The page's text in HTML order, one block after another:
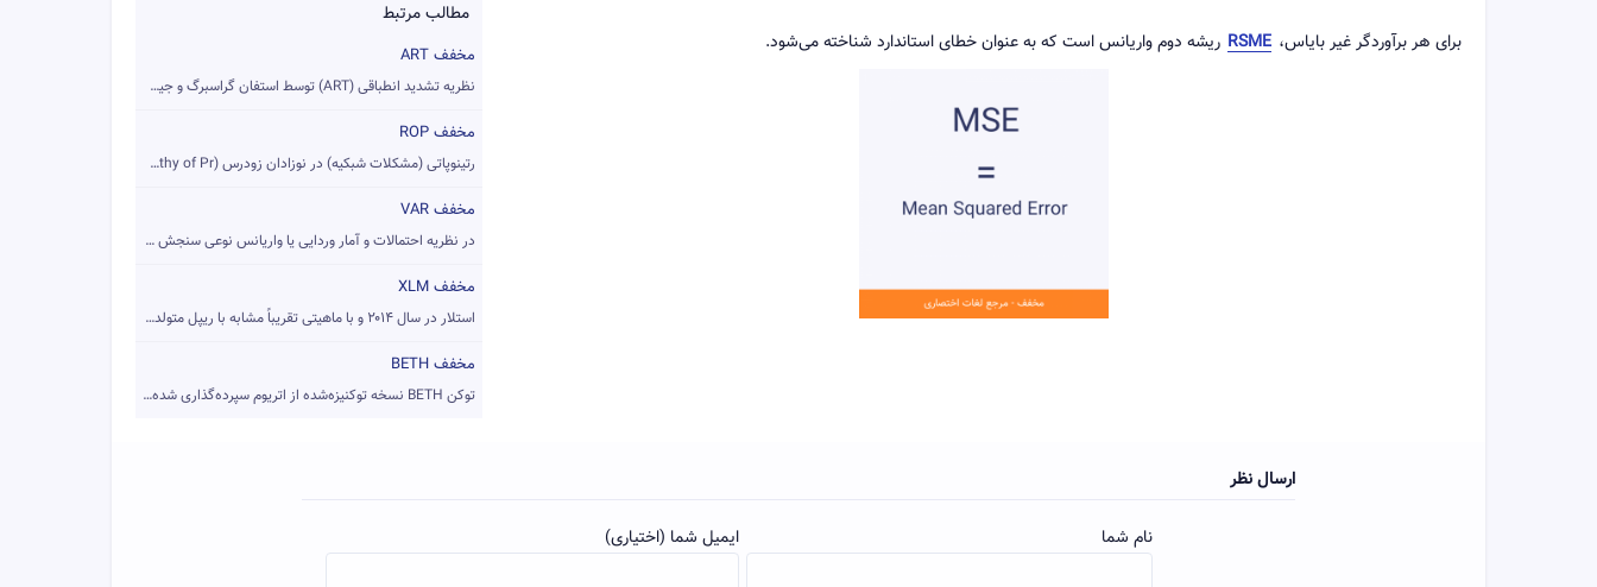
برای هر برآوردگر غیر بایاس، RSME ریشه دوم واریانس است که به عنوان خطای استاندارد شناخته می‌شود.
مطالب مرتبط
مخفف ART
نظریه تشدید انطباقی (ART) توسط استفان گراسبرگ و جیل کارپنتر ...
مخفف ROP
رتینوپاتی (مشکلات شبکیه) در نوزادان زودرس (Retinopathy of Pr...
مخفف VAR
در نظریه احتمالات و آمار وردایی یا واریانس نوعی سنجش پراکندگ...
مخفف XLM
استلار در سال ۲۰۱۴ و با ماهیتی تقریباً مشابه با ریپل متولد ش...
مخفف BETH
توکن BETH نسخه توکنیزه‌شده از اتریوم سپرده‌گذاری شده در صراف...
ارسال نظر
نام شما ایمیل شما (اختیاری)